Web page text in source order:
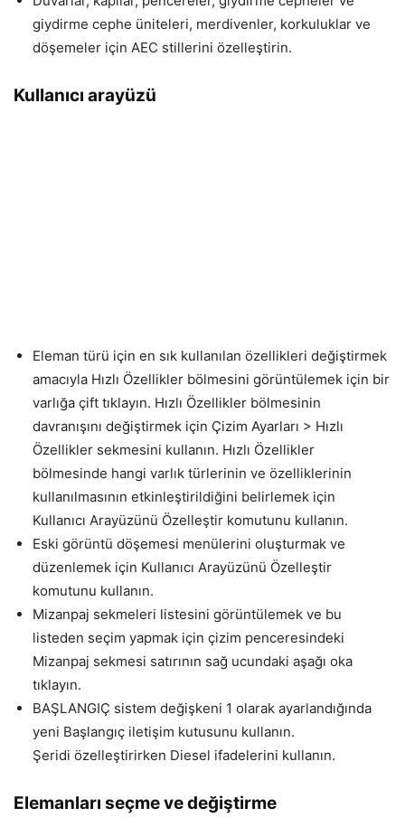
giydirme cephe üniteleri, merdivenler, korkuluklar ve
döşemeler için AEC stillerini özelleştirin.
Kullanıcı arayüzü
Eleman türü için en sık kullanılan özellikleri değiştirmek
amacıyla Hızlı Özellikler bölmesini görüntülemek için bir
varlığa çift tıklayın. Hızlı Özellikler bölmesinin
davranışını değiştirmek için Çizim Ayarları > Hızlı
Özellikler sekmesini kullanın. Hızlı Özellikler
bölmesinde hangi varlık türlerinin ve özelliklerinin
kullanılmasının etkinleştirildiğini belirlemek için
Kullanıcı Arayüzünü Özelleştir komutunu kullanın.
Eski görüntü döşemesi menülerini oluşturmak ve
düzenlemek için Kullanıcı Arayüzünü Özelleştir
komutunu kullanın.
Mizanpaj sekmeleri listesini görüntülemek ve bu
listeden seçim yapmak için çizim penceresindeki
Mizanpaj sekmesi satırının sağ ucundaki aşağı oka
tıklayın.
BAŞLANGIÇ sistem değişkeni 1 olarak ayarlandığında
yeni Başlangıç iletişim kutusunu kullanın.
Şeridi özelleştirirken Diesel ifadelerini kullanın.
Elemanları seçme ve değiştirme